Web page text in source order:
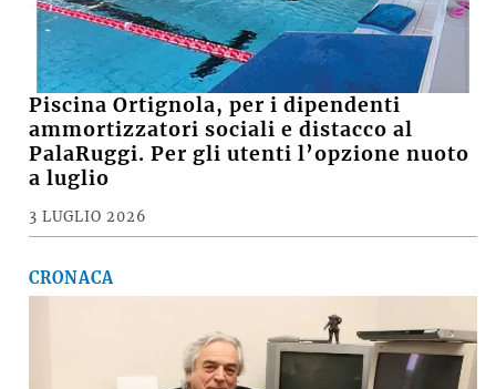
Piscina Ortignola, per i dipendenti
ammortizzatori sociali e distacco al
PalaRuggi. Per gli utenti l’opzione nuoto
a luglio
3 LUGLIO 2026
CRONACA